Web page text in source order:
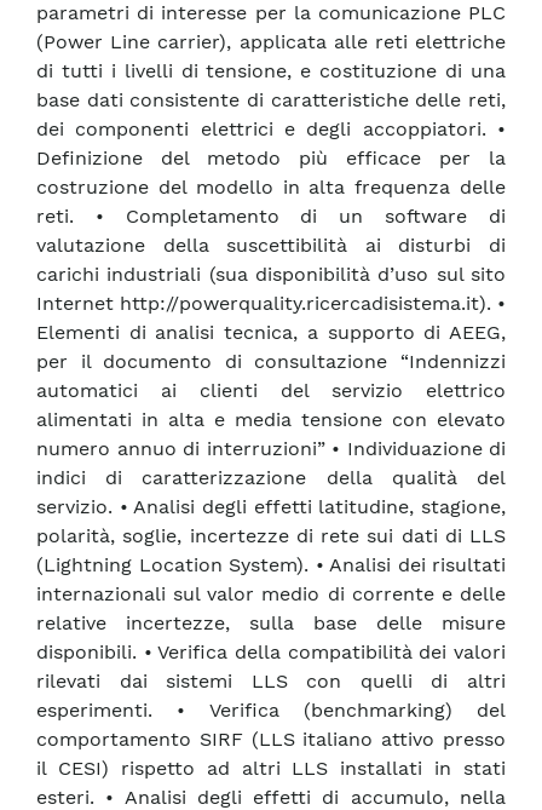
parametri di interesse per la comunicazione PLC
(Power Line carrier), applicata alle reti elettriche
di tutti i livelli di tensione, e costituzione di una
base dati consistente di caratteristiche delle reti,
dei componenti elettrici e degli accoppiatori. •
Definizione del metodo più efficace per la
costruzione del modello in alta frequenza delle
reti. • Completamento di un software di
valutazione della suscettibilità ai disturbi di
carichi industriali (sua disponibilità d’uso sul sito
Internet http://powerquality.ricercadisistema.it). •
Elementi di analisi tecnica, a supporto di AEEG,
per il documento di consultazione “Indennizzi
automatici ai clienti del servizio elettrico
alimentati in alta e media tensione con elevato
numero annuo di interruzioni” • Individuazione di
indici di caratterizzazione della qualità del
servizio. • Analisi degli effetti latitudine, stagione,
polarità, soglie, incertezze di rete sui dati di LLS
(Lightning Location System). • Analisi dei risultati
internazionali sul valor medio di corrente e delle
relative incertezze, sulla base delle misure
disponibili. • Verifica della compatibilità dei valori
rilevati dai sistemi LLS con quelli di altri
esperimenti. • Verifica (benchmarking) del
comportamento SIRF (LLS italiano attivo presso
il CESI) rispetto ad altri LLS installati in stati
esteri. • Analisi degli effetti di accumulo, nella